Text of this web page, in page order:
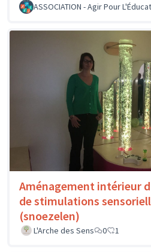
ASSOCIATION - Agir Pour
Aménagement intérieur
de stimulations
(snoezelen)
L'Arche des Sens 0 1